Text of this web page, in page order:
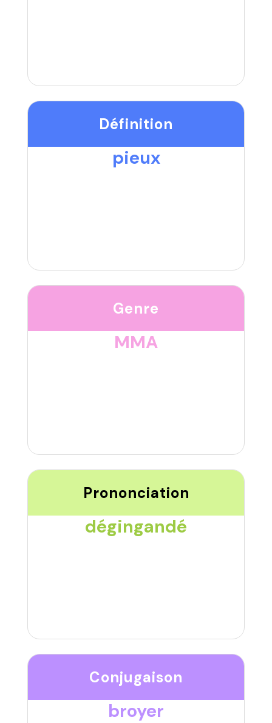
Définition
pieux
Genre
MMA
Prononciation
dégingandé
Conjugaison
broyer